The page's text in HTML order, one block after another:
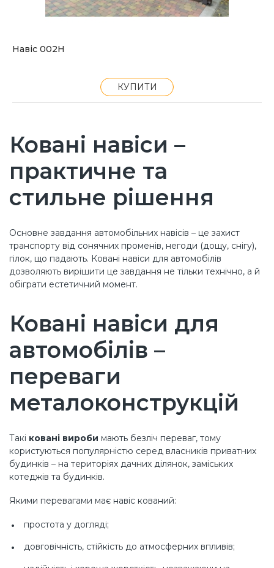
Навіс 002Н
КУПИТИ
Ковані навіси –
практичне та
стильне рішення
Основне завдання автомобільних навісів – це захист
транспорту від сонячних променів, негоди (дощу, снігу),
гілок, що падають. Ковані навіси для автомобілів
дозволяють вирішити це завдання не тільки технічно, а й
обіграти естетичний момент.
Ковані навіси для
автомобілів –
переваги
металоконструкцій
Такі ковані вироби мають безліч переваг, тому
користуються популярністю серед власників приватних
будинків – на територіях дачних ділянок, заміських
котеджів та будинків.
Якими перевагами має навіс кований:
простота у догляді;
довговічність, стійкість до атмосферних впливів;